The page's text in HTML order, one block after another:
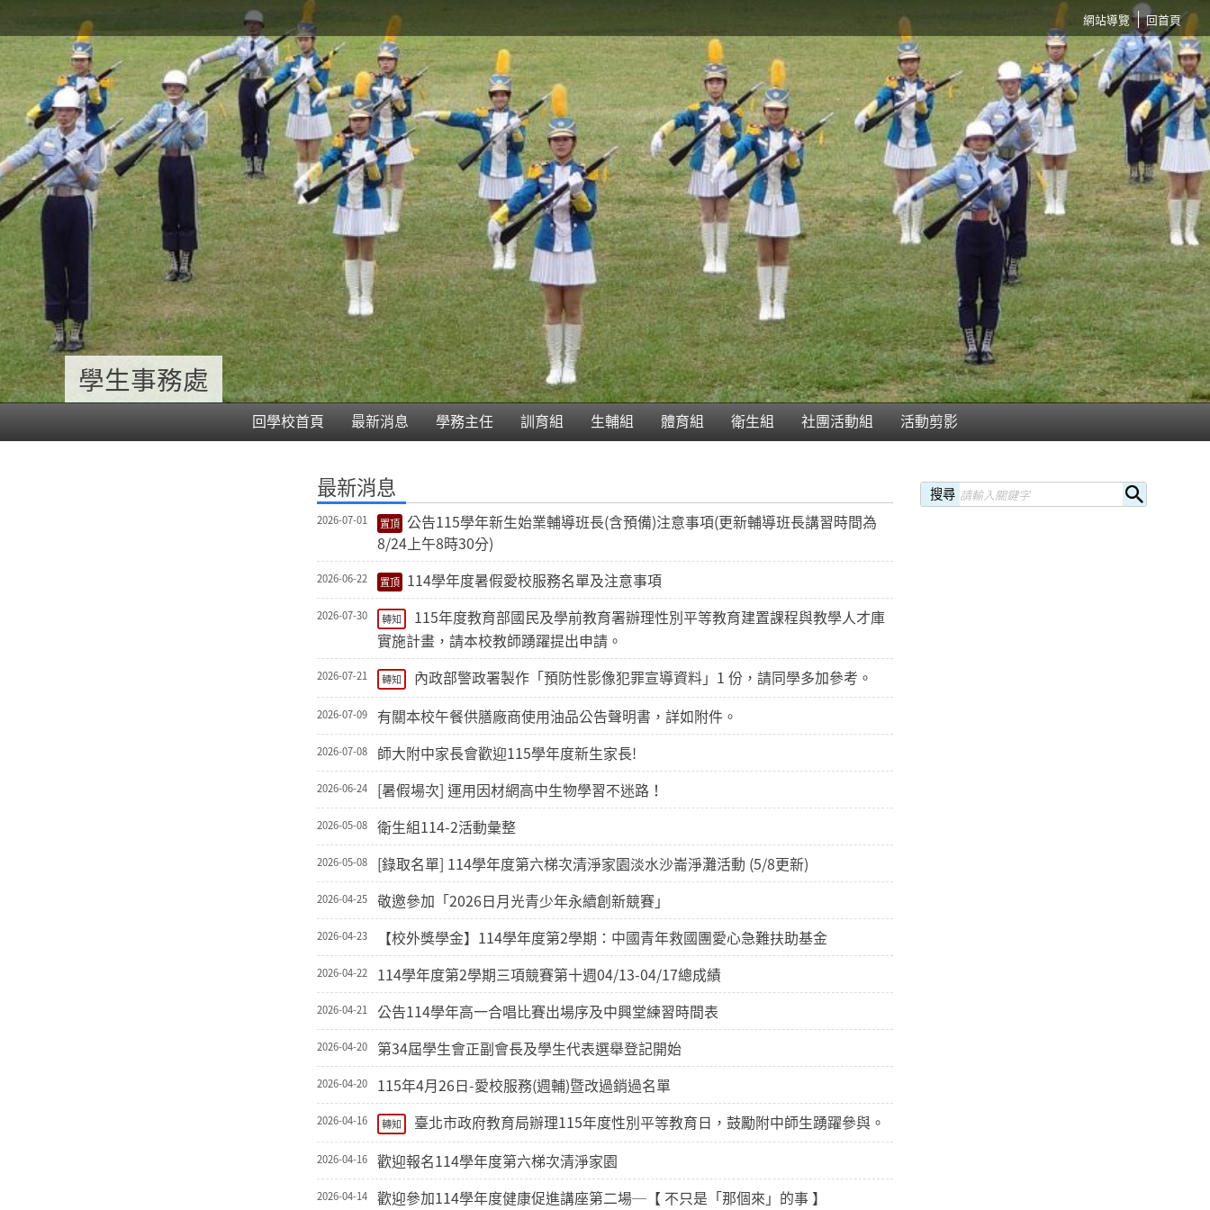
網站導覽 回首頁
學生事務處
回學校首頁 最新消息 學務主任 訓育組 生輔組 體育組 衛生組 社團活動組
活動剪影
:::
最新消息
2026-07-01
公告115學年新生始業輔導班長(含預備)注意事項(更新輔導班長講習時間為
8/24上午8時30分)
2026-06-22 114學年度暑假愛校服務名單及注意事項
2026-07-30 轉知
115年度教育部國民及學前教育署辦理性別平等教育建置課程與教學人才庫
實施計畫，請本校教師踴躍提出申請。
2026-07-21 轉知 內政部警政署製作「預防性影像犯罪宣導資料」1 份，請同學多加參考。
2026-07-09 有關本校午餐供膳廠商使用油品公告聲明書，詳如附件。
2026-07-08 師大附中家長會歡迎115學年度新生家長!
2026-06-24 [暑假場次] 運用因材網高中生物學習不迷路！
2026-05-08 衛生組114-2活動彙整
2026-05-08 [錄取名單] 114學年度第六梯次清淨家園淡水沙崙淨灘活動 (5/8更新)
2026-04-25 敬邀參加「2026日月光青少年永續創新競賽」
2026-04-23 【校外獎學金】114學年度第2學期：中國青年救國團愛心急難扶助基金
2026-04-22 114學年度第2學期三項競賽第十週04/13-04/17總成績
2026-04-21 公告114學年高一合唱比賽出場序及中興堂練習時間表
2026-04-20 第34屆學生會正副會長及學生代表選舉登記開始
2026-04-20 115年4月26日-愛校服務(週輔)暨改過銷過名單
2026-04-16 轉知 臺北市政府教育局辦理115年度性別平等教育日，鼓勵附中師生踴躍參與。
2026-04-16 歡迎報名114學年度第六梯次清淨家園
2026-04-14 歡迎參加114學年度健康促進講座第二場─【 不只是「那個來」的事 】
搜尋